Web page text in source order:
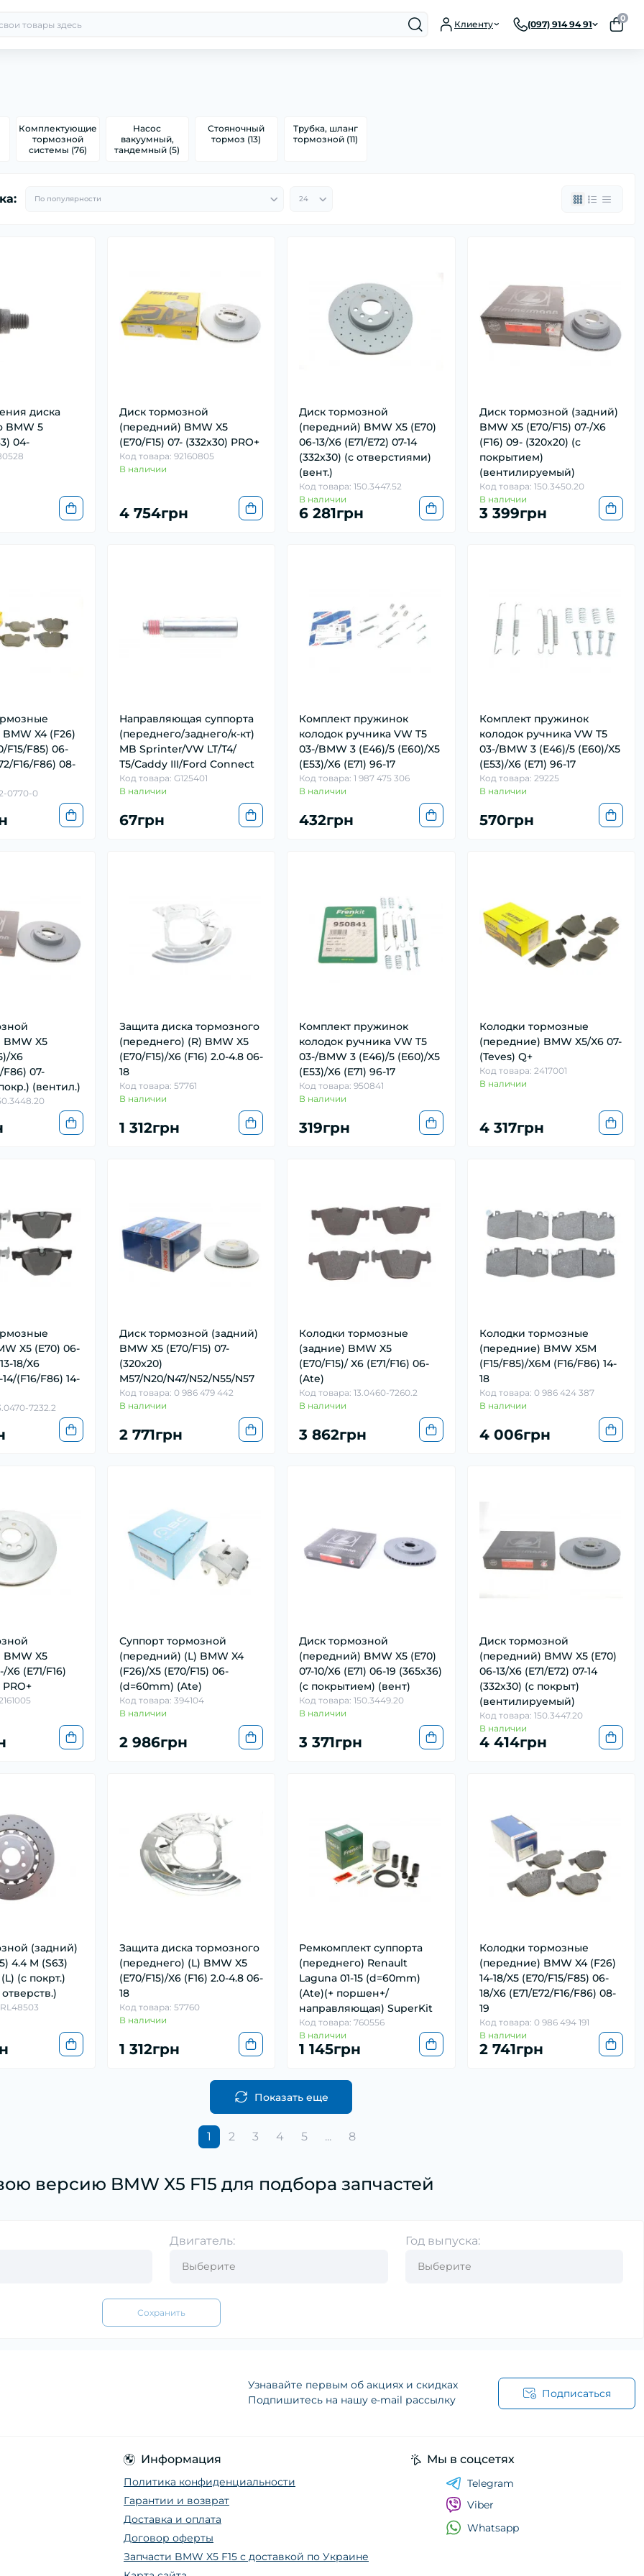
Клиенту (097) 914 94 91
0
Комплектующие
тормозной
системы (76)
Насос
вакуумный,
тандемный (5)
Стояночный
тормоз (13)
Трубка, шланг
тормозной (11)
диска
BMW 5
04-
Диск тормозной
(передний) BMW X5
(E70/F15) 07- (332x30) PRO+
Код товара: 92160805
В наличии
4 754грн
Диск тормозной
(передний) BMW X5 (E70)
06-13/X6 (E71/E72) 07-14
(332x30) (с отверстиями)
(вент.)
Код товара: 150.3447.52
В наличии
6 281грн
Диск тормозной (задний)
BMW X5 (E70/F15) 07-/X6
(F16) 09- (320x20) (с
покрытием)
(вентилируемый)
Код товара: 150.3450.20
В наличии
3 399грн
X4 (F26)
F15/F85) 06-
F16/F86) 08-
0770-0
Направляющая суппорта
(переднего/заднего/к-кт)
MB Sprinter/VW LT/Т4/
Т5/Caddy ІІІ/Ford Connect
Код товара: G125401
В наличии
67грн
Комплект пружинок
колодок ручника VW T5
03-/BMW 3 (E46)/5 (E60)/X5
(E53)/X6 (E71) 96-17
Код товара: 1 987 475 306
В наличии
432грн
Комплект пружинок
колодок ручника VW T5
03-/BMW 3 (E46)/5 (E60)/X5
(E53)/X6 (E71) 96-17
Код товара: 29225
В наличии
570грн
X5
X6
F86) 07-
(вентил.)
Защита диска тормозного
(переднего) (R) BMW X5
(E70/F15)/X6 (F16) 2.0-4.8 06-
18
Код товара: 57761
В наличии
1 312грн
Комплект пружинок
колодок ручника VW T5
03-/BMW 3 (E46)/5 (E60)/X5
(E53)/X6 (E71) 96-17
Код товара: 950841
В наличии
319грн
Колодки тормозные
(передние) BMW X5/X6 07-
(Teves) Q+
Код товара: 2417001
В наличии
4 317грн
X5 (E70) 06-
18/X6
(F16/F86) 14-
7232.2
Диск тормозной (задний)
BMW X5 (E70/F15) 07-
(320x20)
M57/N20/N47/N52/N55/N57
Код товара: 0 986 479 442
В наличии
2 771грн
Колодки тормозные
(задние) BMW X5
(E70/F15)/ X6 (E71/F16) 06-
(Ate)
Код товара: 13.0460-7260.2
В наличии
3 862грн
Колодки тормозные
(передние) BMW X5M
(F15/F85)/X6M (F16/F86) 14-
18
Код товара: 0 986 424 387
В наличии
4 006грн
X5
X6 (E71/F16)
Суппорт тормозной
(передний) (L) BMW X4
(F26)/X5 (E70/F15) 06-
(d=60mm) (Ate)
Код товара: 394104
В наличии
2 986грн
Диск тормозной
(передний) BMW X5 (E70)
07-10/X6 (E71) 06-19 (365x36)
(с покрытием) (вент)
Код товара: 150.3449.20
В наличии
3 371грн
Диск тормозной
(передний) BMW X5 (E70)
06-13/X6 (E71/E72) 07-14
(332x30) (с покрыт)
(вентилируемый)
Код товара: 150.3447.20
В наличии
4 414грн
(задний)
4.4 M (S63)
(с покрт.)
Защита диска тормозного
(переднего) (L) BMW X5
(E70/F15)/X6 (F16) 2.0-4.8 06-
18
Код товара: 57760
В наличии
1 312грн
Ремкомплект суппорта
(переднего) Renault
Laguna 01-15 (d=60mm)
(Ate)(+ поршен+/
направляющая) SuperKit
Код товара: 760556
В наличии
1 145грн
Колодки тормозные
(передние) BMW X4 (F26)
14-18/X5 (E70/F15/F85) 06-
18/X6 (E71/E72/F16/F86) 08-
19
Код товара: 0 986 494 191
В наличии
2 741грн
Показать еще
1 2 3 4 5 ... 8
версию BMW X5 F15 для подбора запчастей
Двигатель: Год выпуска:
Сохранить
Узнавайте первым об акциях и скидках
Подпишитесь на нашу e-mail рассылку
Подписаться
Информация
Политика конфиденциальности
Гарантии и возврат
Доставка и оплата
Договор оферты
Запчасти BMW X5 F15 с доставкой по Украине
Мы в соцсетях
Telegram
Viber
Whatsapp